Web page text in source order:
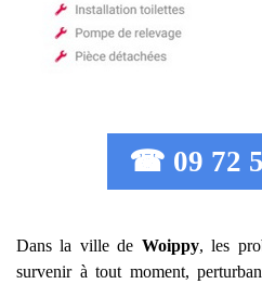
☎ 09 72
Dans la ville de Woippy, les
survenir à tout moment,